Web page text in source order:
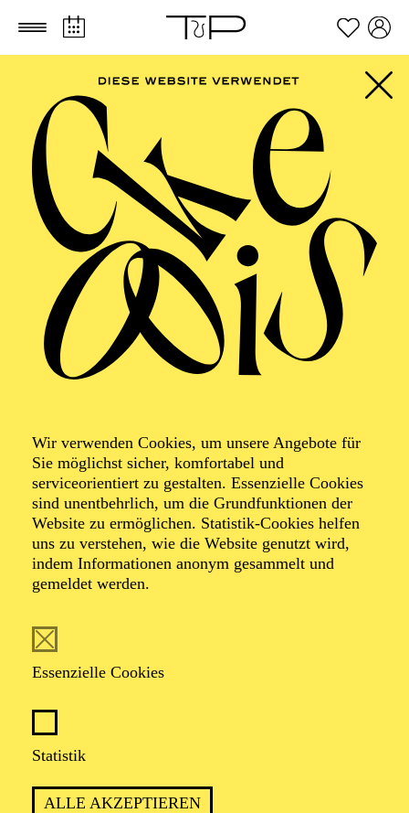
Zum Hauptinhalt springen Zum Footer springen
Wir verwenden Cookies, um unsere Angebote für
Sie möglichst sicher, komfortabel und
serviceorientiert zu gestalten. Essenzielle Cookies
sind unentbehrlich, um die Grundfunktionen der
Website zu ermöglichen. Statistik-Cookies helfen
uns zu verstehen, wie die Website genutzt wird,
indem Informationen anonym gesammelt und
gemeldet werden.
Essenzielle Cookies
Statistik
ALLE AKZEPTIEREN
PHILHARMONIE
German Brass
Festliches
Weihnachtskonzert
Christmas Around The World